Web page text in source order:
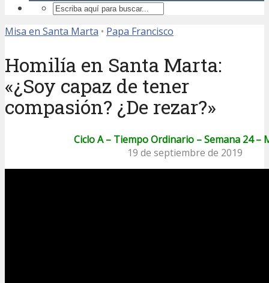
Misa en Santa Marta • Papa Francisco
Homilía en Santa Marta:
«¿Soy capaz de tener
compasión? ¿De rezar?»
Ciclo A – Tiempo Ordinario – Semana 24 –
19 de septiembre de 2019